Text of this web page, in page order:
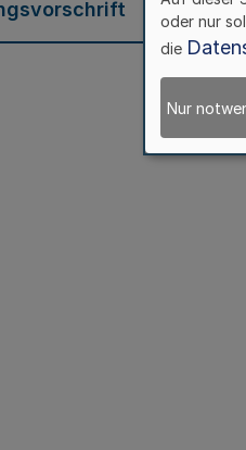
oder nur
die
Nur